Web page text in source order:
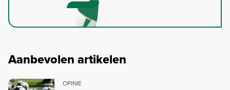
Aanbevolen artikelen
OPINIE